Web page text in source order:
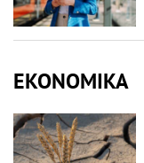
EKONOMIKA